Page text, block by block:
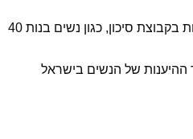
הבדיקה ניתנת ללא תשלום לחברות קופות החולים מכבי, כללית ולאומית, העומדות בקריטריונים של סל הבריאות: נשים שחצו את גיל 50 (פעם בשנתיים) או לנשים הנמצאות בקבוצת סיכון, כגון נשים בנות 40
בישראל 1- מתוך 8 נשים עלולה לחלות בסרטן השד במהלך חייה ומדי שנה מאובחנות כ-4,000 נשים. שיעור ההיענות של הנשים בישראל